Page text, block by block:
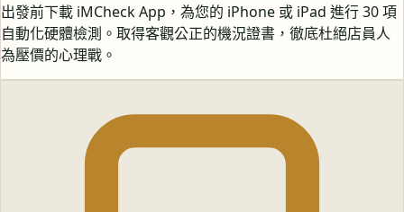
出發前下載 iMCheck App，為您的 iPhone 或 iPad 進行 30 項
自動化硬體檢測。取得客觀公正的機況證書，徹底杜絕店員人
為壓價的心理戰。